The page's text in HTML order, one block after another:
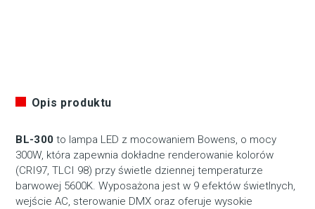
Opis produktu
BL-300 to lampa LED z mocowaniem Bowens, o mocy
300W, która zapewnia dokładne renderowanie kolorów
(CRI97, TLCI 98) przy świetle dziennej temperaturze
barwowej 5600K. Wyposażona jest w 9 efektów świetlnych,
wejście AC, sterowanie DMX oraz oferuje wysokie